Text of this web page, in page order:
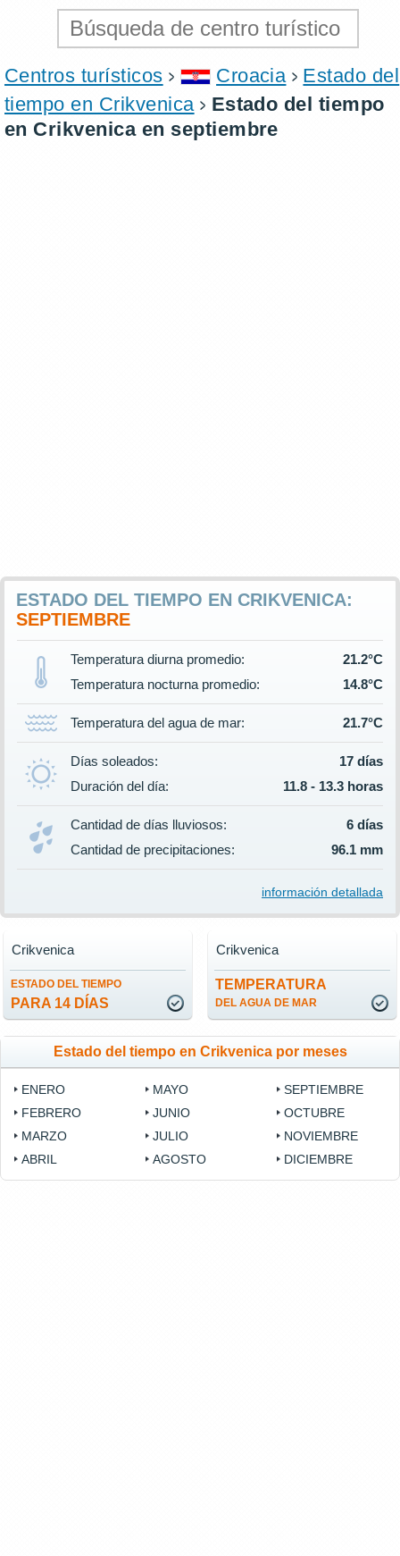
Centros turísticos Croacia
Estado del
tiempo en Crikvenica
Estado del tiempo
en Crikvenica en septiembre
ESTADO DEL TIEMPO EN CRIKVENICA:
SEPTIEMBRE
Temperatura diurna promedio:
21.2°C
Temperatura nocturna promedio:
14.8°C
Temperatura del agua de mar: 21.7°C
Días soleados:
17 días
Duración del día:
11.8 - 13.3 horas
Cantidad de días lluviosos:
6 días
Cantidad de precipitaciones:
96.1 mm
información detallada
ESTADO DEL TIEMPO
PARA 14 DÍAS
Crikvenica
TEMPERATURA
DEL AGUA DE MAR
Crikvenica
Estado del tiempo en Crikvenica por meses
ENERO
FEBRERO
MARZO
ABRIL
MAYO
JUNIO
JULIO
AGOSTO
SEPTIEMBRE
OCTUBRE
NOVIEMBRE
DICIEMBRE